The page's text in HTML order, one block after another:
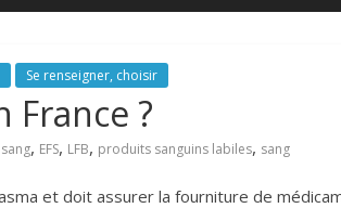
Se renseigner, choisir
France ?
, EFS, LFB, produits sanguins labiles, sang
et doit assurer la fourniture de